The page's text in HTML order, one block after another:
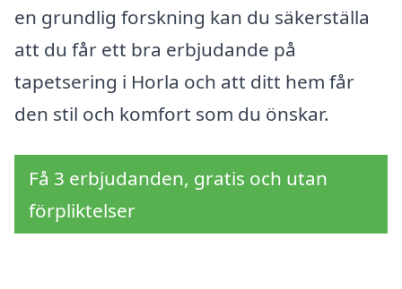
en grundlig forskning kan du säkerställa
att du får ett bra erbjudande på
tapetsering i Horla och att ditt hem får
den stil och komfort som du önskar.
Få 3 erbjudanden, gratis och utan
förpliktelser